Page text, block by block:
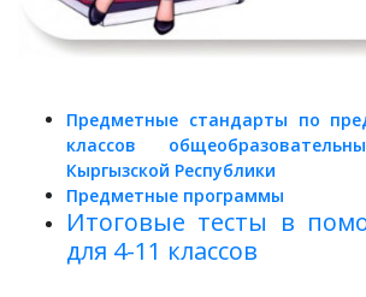
Предметные стандарты по
классов
Кыргызской Республики
Предметные программы
Итоговые тесты в
для 4-11 классов